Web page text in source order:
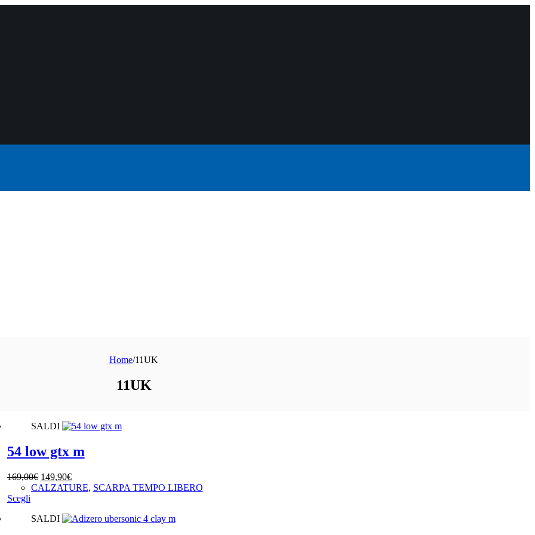
Home/11UK
11UK
SALDI
54 low gtx m
169,00€ Il
prezzo
169,00€.
149,90€Il
prezzo
149,90€.
CALZATURE, SCARPA TEMPO LIBERO
ScegliQuesto
ha
SALDI